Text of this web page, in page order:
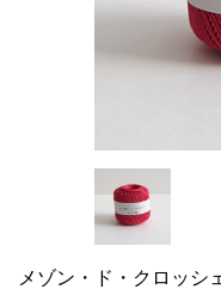
メゾン・ド・クロッシ